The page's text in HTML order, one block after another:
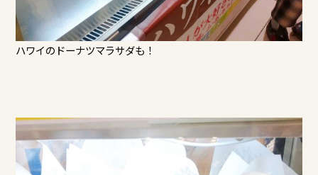
ハワイのドーナツマラサダも！